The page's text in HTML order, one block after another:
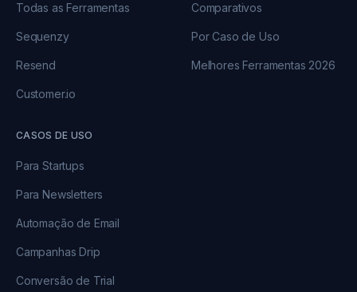
Todas as Ferramentas
Sequenzy
Resend
Customer.io
Comparativos
Por Caso de Uso
Melhores Ferramentas 2026
CASOS DE USO
Para Startups
Para Newsletters
Automação de Email
Campanhas Drip
Conversão de Trial